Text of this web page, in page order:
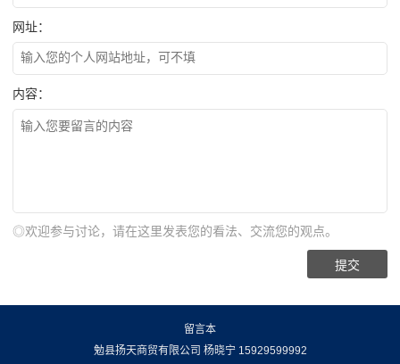
网址：
内容：
◎欢迎参与讨论，请在这里发表您的看法、交流您的观点。
留言本
勉县扬天商贸有限公司 杨晓宁 15929599992